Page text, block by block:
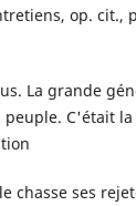
op. cit.,
La grande
C'était
chasse ses